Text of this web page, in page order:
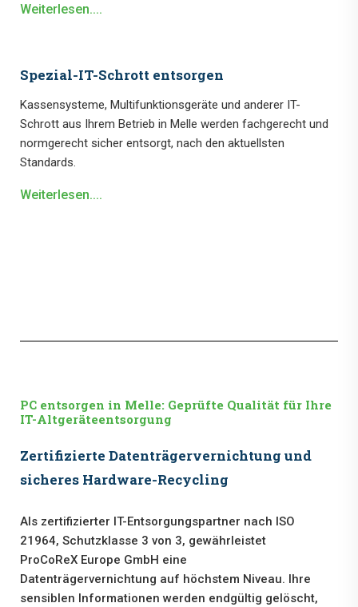
Weiterlesen....
Spezial-IT-Schrott entsorgen
Kassensysteme, Multifunktionsgeräte und anderer IT-
Schrott aus Ihrem Betrieb in Melle werden fachgerecht und
normgerecht sicher entsorgt, nach den aktuellsten
Standards.
Weiterlesen....
PC entsorgen in Melle: Geprüfte Qualität für Ihre
IT-Altgeräteentsorgung
Zertifizierte Datenträgervernichtung und
sicheres Hardware-Recycling
Als zertifizierter IT-Entsorgungspartner nach ISO
21964, Schutzklasse 3 von 3, gewährleistet
ProCoReX Europe GmbH eine
Datenträgervernichtung auf höchstem Niveau. Ihre
sensiblen Informationen werden endgültig gelöscht,